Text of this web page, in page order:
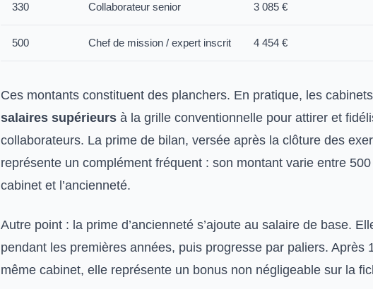
330 Collaborateur senior 3 085 €
500 Chef de mission / expert inscrit 4 454 €
Ces montants constituent des planchers. En pratique, les
salaires supérieurs à la grille conventionnelle pour attirer et
collaborateurs. La prime de bilan, versée après la clôture des
représente un complément fréquent : son montant varie entre
cabinet et l’ancienneté.
Autre point : la prime d’ancienneté s’ajoute au salaire de base.
pendant les premières années, puis progresse par paliers. Après
même cabinet, elle représente un bonus non négligeable sur la